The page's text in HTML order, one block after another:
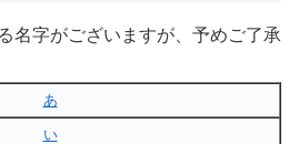
名字がございますが、予めご了承
あ
い